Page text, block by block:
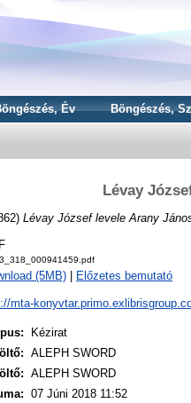
Év Böngészés,
Lévay
Lévay József levele Arany
(5MB) Előzetes bemutató
mta-
Kézirat
ALEPH SWORD
ALEPH SWORD
07 Júni 2018 11:52